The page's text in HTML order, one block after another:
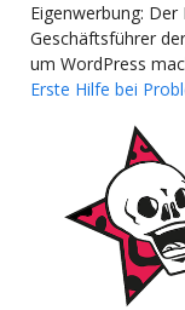
Eigenwerbung:
Geschäftsführer
um WordPress
Erste Hilfe bei